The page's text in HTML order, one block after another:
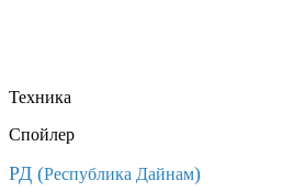
Техника
Спойлер
РД (Республика Дайнам)